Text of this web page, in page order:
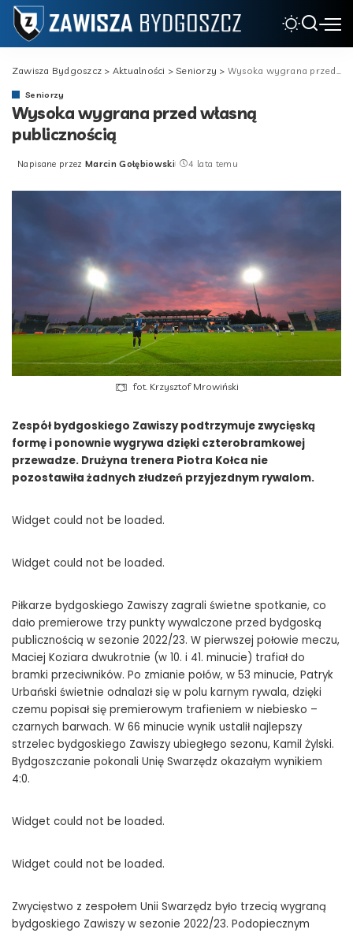
Zawisza Bydgoszcz > Aktualności >Seniorzy > Wysoka wygrana przed własną publicznością
Seniorzy
Wysoka wygrana przed własną
publicznością
Posted
Napisane przez Marcin Gołębiowski 4 lata temu
fot. Krzysztof Mrowiński
Zespół bydgoskiego Zawiszy podtrzymuje zwycięską
formę i ponownie wygrywa dzięki czterobramkowej
przewadze. Drużyna trenera Piotra Kołca nie
pozostawiła żadnych złudzeń przyjezdnym rywalom.
Widget could not be loaded.
Widget could not be loaded.
Piłkarze bydgoskiego Zawiszy zagrali świetne spotkanie, co
dało premierowe trzy punkty wywalczone przed bydgoską
publicznością w sezonie 2022/23. W pierwszej połowie meczu,
Maciej Koziara dwukrotnie (w 10. i 41. minucie) trafiał do
bramki przeciwników. Po zmianie połów, w 53 minucie, Patryk
Urbański świetnie odnalazł się w polu karnym rywala, dzięki
czemu popisał się premierowym trafieniem w niebiesko –
czarnych barwach. W 66 minucie wynik ustalił najlepszy
strzelec bydgoskiego Zawiszy ubiegłego sezonu, Kamil Żylski.
Bydgoszczanie pokonali Unię Swarzędz okazałym wynikiem
4:0.
Widget could not be loaded.
Widget could not be loaded.
Zwycięstwo z zespołem Unii Swarzędz było trzecią wygraną
bydgoskiego Zawiszy w sezonie 2022/23. Podopiecznym